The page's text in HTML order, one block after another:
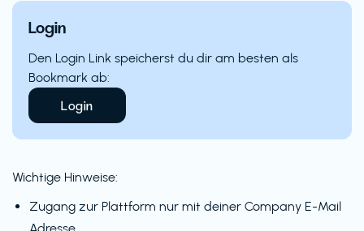
Login
Den Login Link speicherst du dir am besten als
Bookmark ab:
Login
Wichtige Hinweise:
Zugang zur Plattform nur mit deiner Company E-Mail